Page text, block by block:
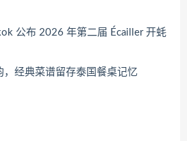
公布 2026 年第二届 Écailler 开蚝